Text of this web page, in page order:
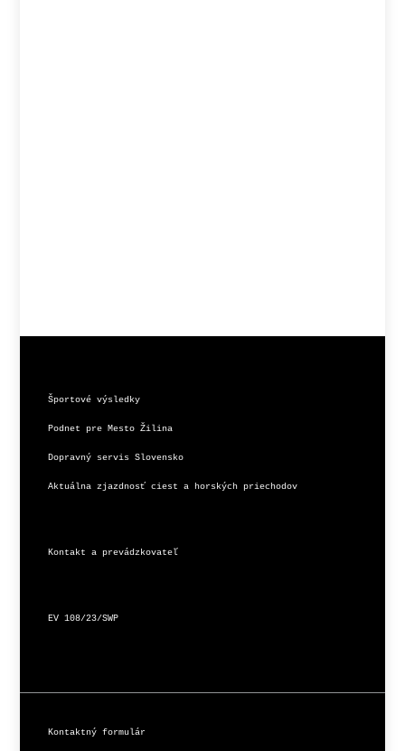
Športové výsledky
Podnet pre Mesto Žilina
Dopravný servis Slovensko
Aktuálna zjazdnosť ciest a horských priechodov
Kontakt a prevádzkovateľ
EV 108/23/SWP
Kontaktný formulár